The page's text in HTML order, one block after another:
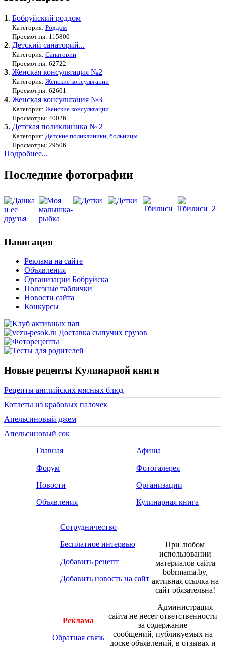
1. Бобруйский роддом
Категория: Роддом
Просмотры: 115800
2. Детский санаторий...
Категория: Санатории
Просмотры: 62722
3. Женская консультация №2
Категория: Женские консультации
Просмотры: 62601
4. Женская консультация №3
Категория: Женские консультации
Просмотры: 40026
5. Детская поликлиника № 2
Категория: Детские поликлиники, больницы
Просмотры: 29506
Подробнее...
Последние фотографии
Навигация
Реклама на сайте
Объявления
Организации Бобруйска
Полезные таблички
Новости сайта
Конкурсы
Новые рецепты Кулинарной книги
Рецепты английских мясных блюд
Котлеты из крабовых палочек
Апельсиновый джем
Апельсиновый сок
Главная
Форум
Новости
Объявления
Афиша
Фотогалерея
Организации
Кулинарная книга
Сотрудничество
Бесплатное интервью
Добавить рецепт
Добавить новость на сайт
Реклама
Обратная связь
При любом
использовании
материалов сайта
bobrmama.by,
активная ссылка на
сайт обязательна!
Администрация
сайта не несет ответственности
за содержание
сообщений, публикуемых на
доске объявлений, в отзывах и